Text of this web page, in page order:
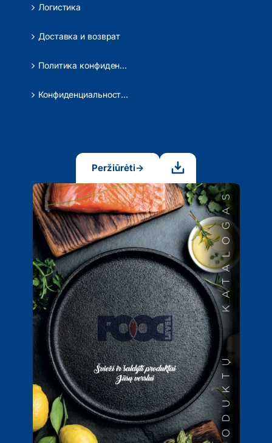
Логистика
Доставка и возврат
Политика конфиденциальности
Конфиденциальность данных
Peržiūrėti→